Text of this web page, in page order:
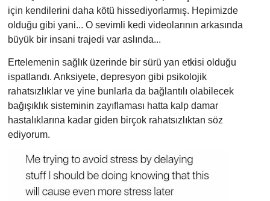
için kendilerini daha kötü hissediyorlarmış. Hepimizde
olduğu gibi yani... O sevimli kedi videolarının arkasında
büyük bir insani trajedi var aslında...
Ertelemenin sağlık üzerinde bir sürü yan etkisi olduğu
ispatlandı. Anksiyete, depresyon gibi psikolojik
rahatsızlıklar ve yine bunlarla da bağlantılı olabilecek
bağışıklık sisteminin zayıflaması hatta kalp damar
hastalıklarına kadar giden birçok rahatsızlıktan söz
ediyorum.